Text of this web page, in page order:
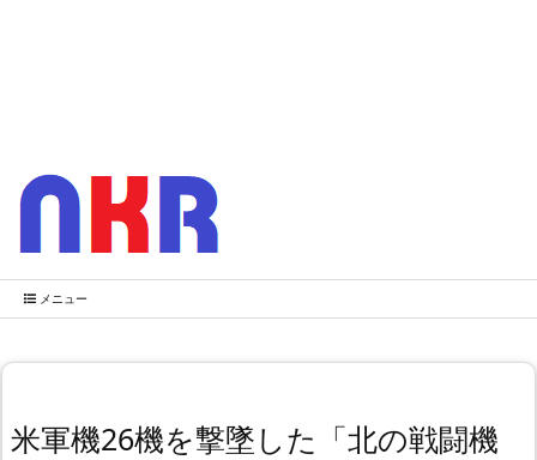
メニュー
米軍機26機を撃墜した「北の戦闘機